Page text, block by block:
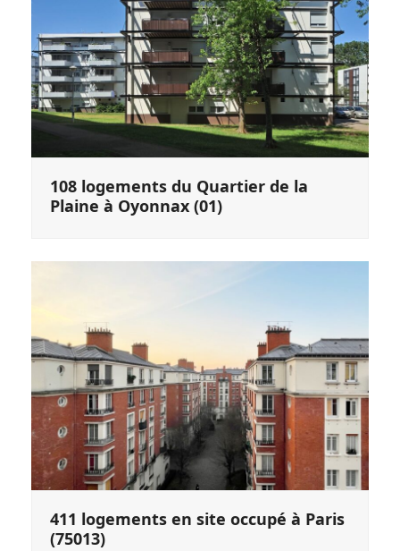
108 logements du Quartier de la
Plaine à Oyonnax (01)
411 logements en site occupé à Paris
(75013)